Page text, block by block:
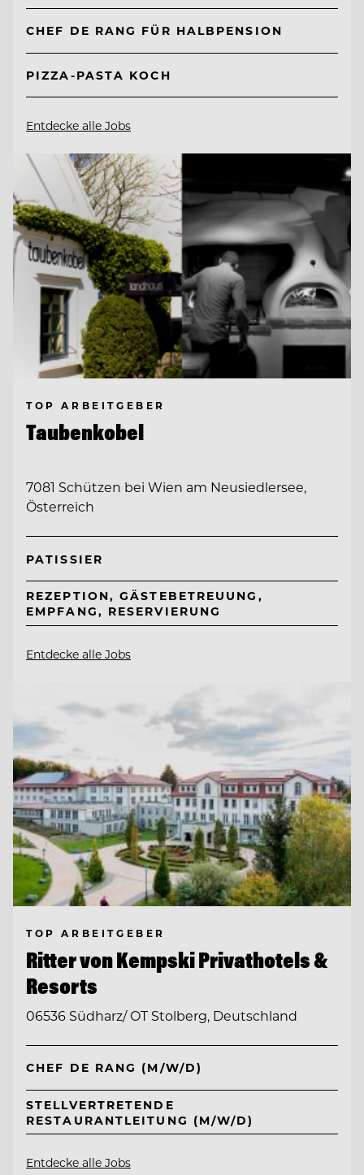
CHEF DE RANG FÜR HALBPENSION
PIZZA-PASTA KOCH
Entdecke alle Jobs
TOP ARBEITGEBER
Taubenkobel
7081 Schützen bei Wien am Neusiedlersee,
Österreich
PATISSIER
REZEPTION, GÄSTEBETREUUNG,
EMPFANG, RESERVIERUNG
Entdecke alle Jobs
TOP ARBEITGEBER
Ritter von Kempski Privathotels &
Resorts
06536 Südharz/ OT Stolberg, Deutschland
CHEF DE RANG (M/W/D)
STELLVERTRETENDE
RESTAURANTLEITUNG (M/W/D)
Entdecke alle Jobs